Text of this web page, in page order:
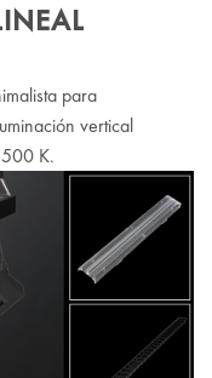
para
vertical
K.